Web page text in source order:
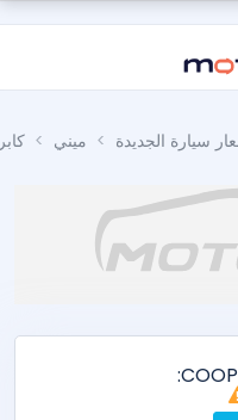
سيارة الجديدة ميني
ميني كابريو COOPER MAYFAIR 2026: